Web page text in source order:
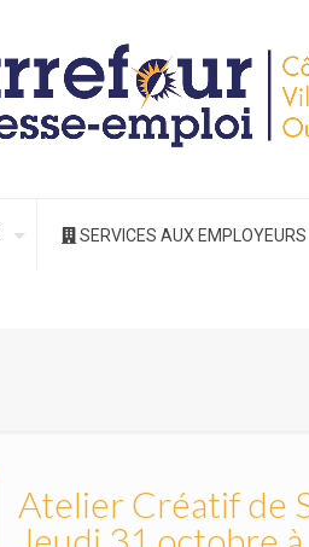
SERVICES AUX EMPLOYEURS
Atelier Créatif de